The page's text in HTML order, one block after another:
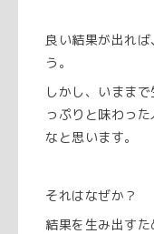
良い結果が出れ
う。
しかし、いまま
っぷりと味わっ
なと思います。
それはなぜか？
結果を生み出す